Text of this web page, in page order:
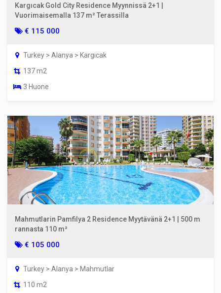
Kargıcak Gold City Residence Myynnissä 2+1 |
Vuorimaisemalla 137 m² Terassilla
€ 115 000
Turkey > Alanya > Kargıcak
137 m2
3 Huone
Mahmutlarin Pamfilya 2 Residence Myytävänä 2+1 | 500 m
rannasta 110 m²
€ 105 000
Turkey > Alanya > Mahmutlar
110 m2